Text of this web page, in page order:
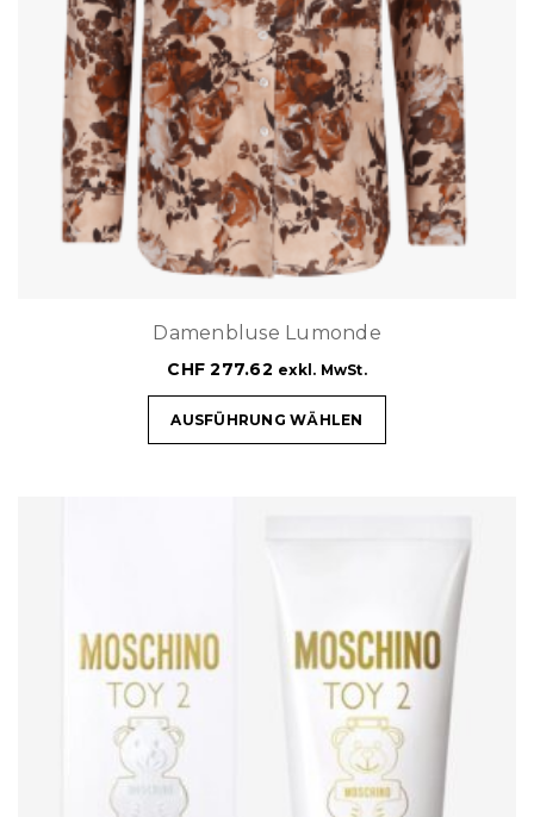
Damenbluse Lumonde
CHF 277.62 exkl. MwSt.
AUSFÜHRUNG WÄHLEN